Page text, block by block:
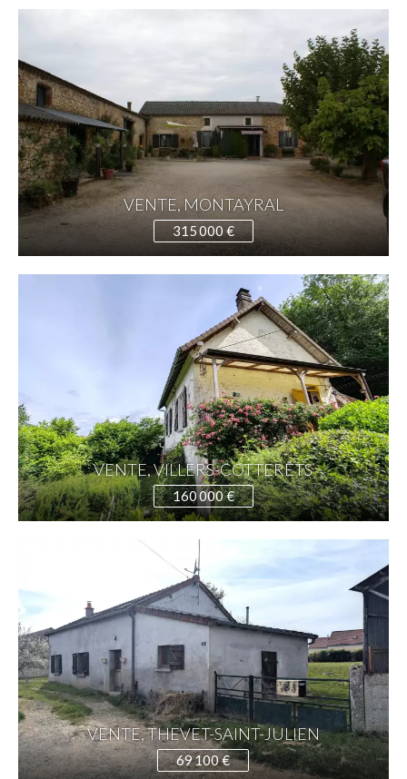
VENTE, MONTAYRAL
315 000 €
VENTE, VILLERS-COTTERÊTS
160 000 €
VENTE, THEVET-SAINT-JULIEN
69 100 €